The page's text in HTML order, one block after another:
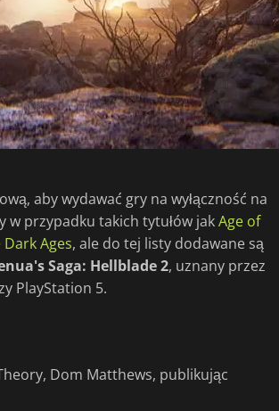
aby wydawać gry na wyłączność na
przypadku takich tytułów jakAge of
Dark Ages, ale do tej listy dodawane są
Saga: Hellblade 2, uznany przez
PlayStation 5.
Dom Matthews, publikując